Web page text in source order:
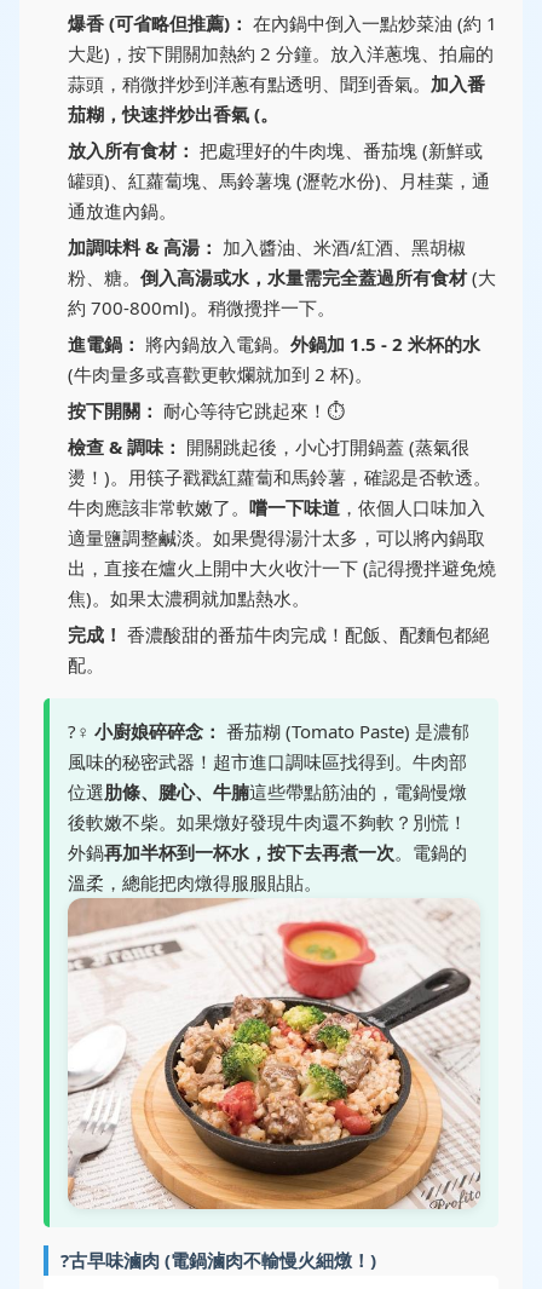
爆香 (可省略但推薦)： 在內鍋中倒入一點炒菜油 (約 1
大匙)，按下開關加熱約 2 分鐘。放入洋蔥塊、拍扁的
蒜頭，稍微拌炒到洋蔥有點透明、聞到香氣。 加入番
茄糊，快速拌炒出香氣 (。
放入所有食材： 把處理好的牛肉塊、番茄塊 (新鮮或
罐頭)、紅蘿蔔塊、馬鈴薯塊 (瀝乾水份)、月桂葉，通
通放進內鍋。
加調味料 & 高湯： 加入醬油、米酒/紅酒、黑胡椒
粉、糖。 倒入高湯或水，水量需完全蓋過所有食材(大
約 700-800ml)。稍微攪拌一下。
進電鍋： 將內鍋放入電鍋。 外鍋加 1.5 - 2 米杯的水
(牛肉量多或喜歡更軟爛就加到 2 杯)。
按下開關： 耐心等待它跳起來！⏱️
檢查 & 調味： 開關跳起後，小心打開鍋蓋 (蒸氣很
燙！)。用筷子戳戳紅蘿蔔和馬鈴薯，確認是否軟透。
牛肉應該非常軟嫩了。 嚐一下味道 ，依個人口味加入
適量鹽調整鹹淡。如果覺得湯汁太多，可以將內鍋取
出，直接在爐火上開中大火收汁一下 (記得攪拌避免燒
焦)。如果太濃稠就加點熱水。
完成！ 香濃酸甜的番茄牛肉完成！配飯、配麵包都絕
配。
?‍♀️ 小廚娘碎碎念： 番茄糊 (Tomato Paste) 是濃郁
風味的秘密武器！超市進口調味區找得到。牛肉部
位選肋條、腱心、牛腩這些帶點筋油的，電鍋慢燉
後軟嫩不柴。如果燉好發現牛肉還不夠軟？別慌！
外鍋再加半杯到一杯水，按下去再煮一次。電鍋的
溫柔，總能把肉燉得服服貼貼。
?古早味滷肉 (電鍋滷肉不輸慢火細燉！)